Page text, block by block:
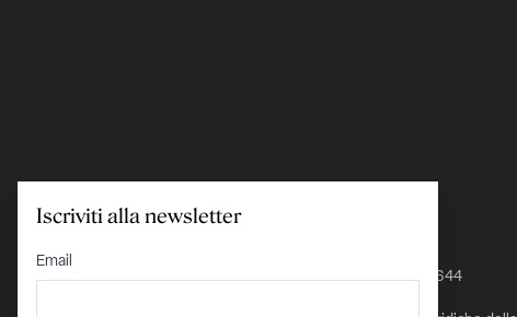
IBAN IT24K0348801601000000026644
Iscriviti alla newsletter
Email